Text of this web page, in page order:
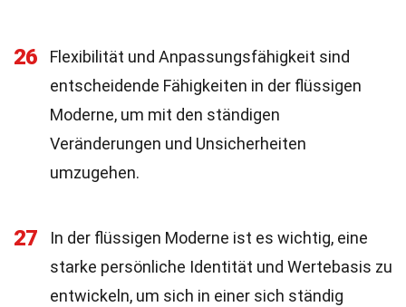
26
Flexibilität und Anpassungsfähigkeit sind
entscheidende Fähigkeiten in der flüssigen
Moderne, um mit den ständigen
Veränderungen und Unsicherheiten
umzugehen.
27
In der flüssigen Moderne ist es wichtig, eine
starke persönliche Identität und Wertebasis zu
entwickeln, um sich in einer sich ständig